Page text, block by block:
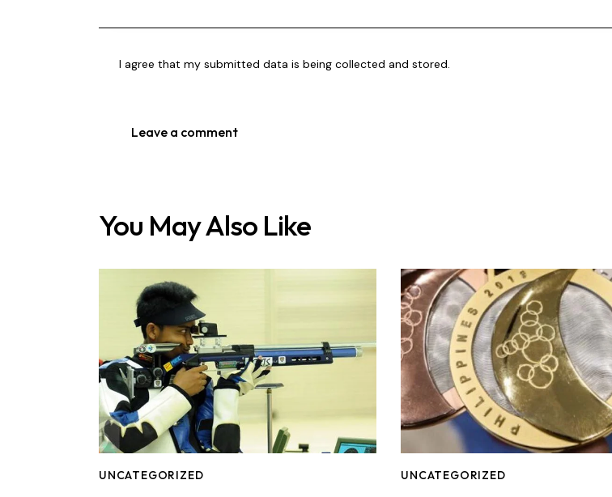
I agree that my submitted data is being collected and stored.
You May Also Like
UNCATEGORIZED UNCATEGORIZED